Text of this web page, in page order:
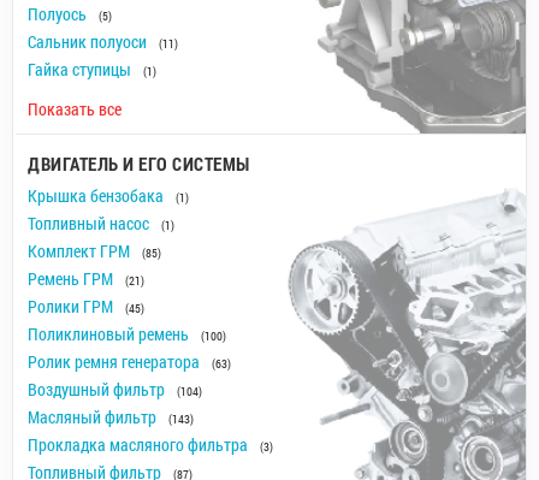
Полуось (5)
Сальник полуоси (11)
Гайка ступицы (1)
Показать все
ДВИГАТЕЛЬ И ЕГО СИСТЕМЫ
Крышка бензобака (1)
Топливный насос (1)
Комплект ГРМ (85)
Ремень ГРМ (21)
Ролики ГРМ (45)
Поликлиновый ремень (100)
Ролик ремня генератора (63)
Воздушный фильтр (104)
Масляный фильтр (143)
Прокладка масляного фильтра (3)
Топливный фильтр (87)